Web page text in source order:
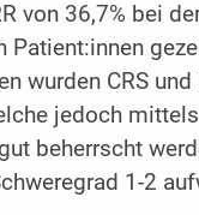
von 36,7% bei
Patient:innen
wurden CRS und
jedoch
beherrscht
1-2